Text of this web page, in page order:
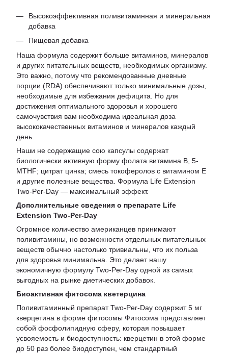
Высокоэффективная поливитаминная и минеральная
добавка
Пищевая добавка
Наша формула содержит больше витаминов, минералов
и других питательных веществ, необходимых организму.
Это важно, потому что рекомендованные дневные
порции (RDA) обеспечивают только минимальные дозы,
необходимые для избежания дефицита. Но для
достижения оптимального здоровья и хорошего
самочувствия вам необходима идеальная доза
высококачественных витаминов и минералов каждый
день.
Наши не содержащие сою капсулы содержат
биологически активную форму фолата витамина B, 5-
MTHF; цитрат цинка; смесь токоферолов с витамином Е
и другие полезные вещества. Формула Life Extension
Two-Per-Day — максимальный эффект.
Дополнительные сведения о препарате Life
Extension Two-Per-Day
Огромное количество американцев принимают
поливитамины, но возможности отдельных питательных
веществ обычно настолько тривиальны, что их польза
для здоровья минимальна. Это делает нашу
экономичную формулу Two-Per-Day одной из самых
выгодных на рынке диетических добавок.
Биоактивная фитосома кветерцина
Поливитаминный препарат Two-Per-Day содержит 5 мг
кверцетина в форме фитосомы Фитосома представляет
собой фосфолипидную сферу, которая повышает
усвояемость и биодоступность: кверцетин в этой форме
до 50 раз более биодоступен, чем стандартный